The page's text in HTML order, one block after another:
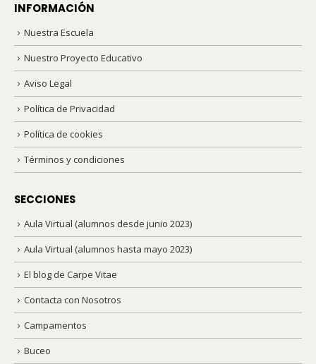
INFORMACIÓN
Nuestra Escuela
Nuestro Proyecto Educativo
Aviso Legal
Política de Privacidad
Política de cookies
Términos y condiciones
SECCIONES
Aula Virtual (alumnos desde junio 2023)
Aula Virtual (alumnos hasta mayo 2023)
El blog de Carpe Vitae
Contacta con Nosotros
Campamentos
Buceo